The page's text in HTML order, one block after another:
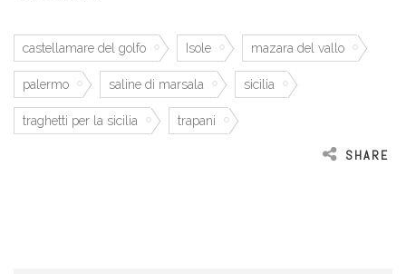
castellamare del golfo Isole mazara del vallo
palermo saline di marsala sicilia
traghetti per la sicilia trapani
SHARE